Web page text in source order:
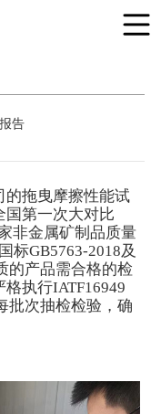
告
拖曳摩擦性能试
国第一次大对比
非金属矿制品质量
标GB5763-2018及
的产品需合格的检
执行IATF16949
批次抽检检验，确